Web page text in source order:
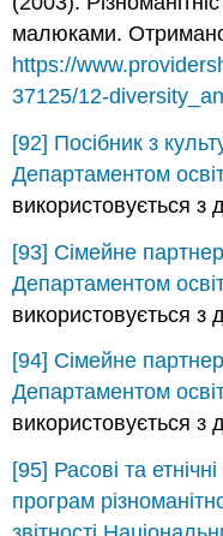
малюками.
https://
37125/12-
[92] Посібник з
Департаментом
використовується з
[93] Сімейне
Департаментом
використовується з
[94] Сімейне
Департаментом
використовується з
[95] Расові та
програм